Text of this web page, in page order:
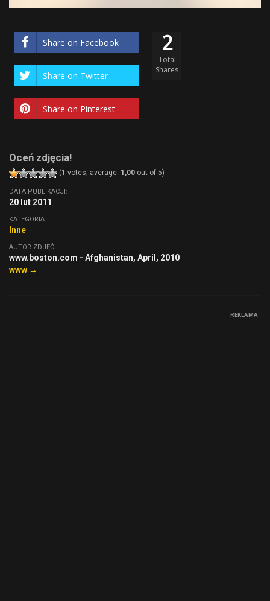
Share on Facebook
Share on Twitter
Share on Pinterest
2
Total
Shares
Oceń zdjęcia!
(1 votes, average: 1,00 out of 5)
DATA PUBLIKACJI:
20 lut 2011
KATEGORIA:
Inne
AUTOR ZDJĘĆ:
www.boston.com - Afghanistan, April, 2010
www →
REKLAMA